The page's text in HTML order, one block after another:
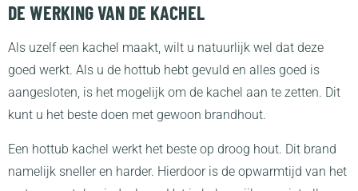
DE WERKING VAN DE KACHEL
Als uzelf een kachel maakt, wilt u natuurlijk wel dat deze
goed werkt. Als u de hottub hebt gevuld en alles goed is
aangesloten, is het mogelijk om de kachel aan te zetten. Dit
kunt u het beste doen met gewoon brandhout.
Een hottub kachel werkt het beste op droog hout. Dit brand
namelijk sneller en harder. Hierdoor is de opwarmtijd van het